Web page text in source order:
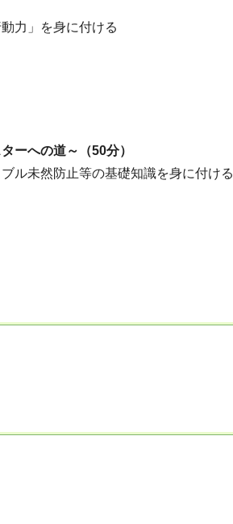
力」を身に付ける
ーへの道～（50分）
ル未然防止等の基礎知識を身に付ける